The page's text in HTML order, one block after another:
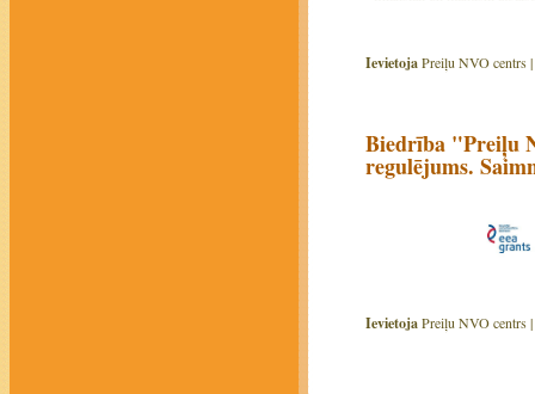
IevietojaPreiļu NVO centrs |
Biedrība "Preiļu
regulējums.
IevietojaPreiļu NVO centrs |